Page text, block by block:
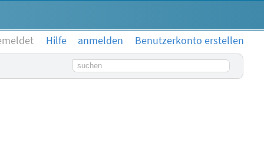
Hilfe anmelden
Benutzerkonto erstellen
Suchbegriff